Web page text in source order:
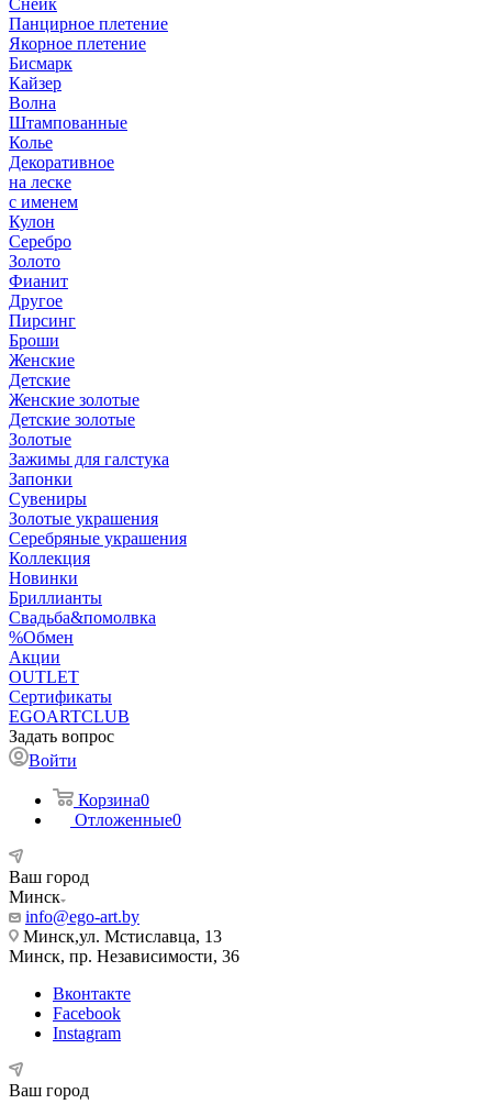
Снейк
Панцирное плетение
Якорное плетение
Бисмарк
Кайзер
Волна
Штампованные
Колье
Декоративное
на леске
с именем
Кулон
Серебро
Золото
Фианит
Другое
Пирсинг
Броши
Женские
Детские
Женские золотые
Детские золотые
Золотые
Зажимы для галстука
Запонки
Сувениры
Золотые украшения
Серебряные украшения
Коллекция
Новинки
Бриллианты
Свадьба&помолвка
%Обмен
Акции
OUTLET
Сертификаты
EGOARTCLUB
Задать вопрос
Войти
Корзина0
Отложенные0
Ваш город
Минск
info@ego-art.by
Минск,ул. Мстиславца, 13
Минск, пр. Независимости, 36
Вконтакте
Facebook
Instagram
Ваш город